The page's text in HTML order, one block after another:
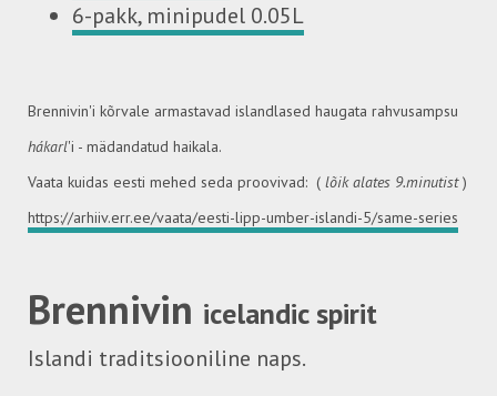
6-pakk, minipudel 0.05L
Brennivin'i kõrvale armastavad islandlased haugata rahvusampsu
hákarl'i - mädandatud haikala.
Vaata kuidas eesti mehed seda proovivad: ( lõik alates 9.minutist)
https://arhiiv.err.ee/vaata/eesti-lipp-umber-islandi-5/same-series
Brennivin icelandic spirit
Islandi traditsiooniline naps.